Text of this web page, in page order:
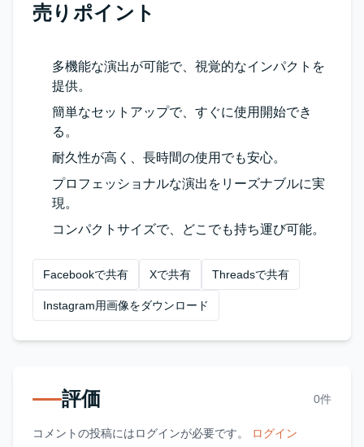
売りポイント
多機能な演出が可能で、視覚的なインパクトを
提供。
簡単なセットアップで、すぐに使用開始でき
る。
耐久性が高く、長時間の使用でも安心。
プロフェッショナルな演出をリーズナブルに実
現。
コンパクトサイズで、どこでも持ち運び可能。
Facebookで共有 Xで共有 Threadsで共有
Instagram用画像をダウンロード
評価 0件
コメントの投稿にはログインが必要です。 ログイン